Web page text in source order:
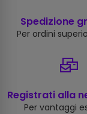
Spedizione
Per ordini
Registrati alla
Per vantaggi